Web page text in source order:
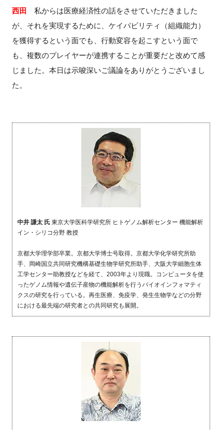
西田
私からは医療経済性の話をさせていただきました
が、それを実現するために、ケイパビリティ（組織能力）
を獲得するという面でも、行動変容を起こすという面で
も、複数のプレイヤーが連携することが重要だと改めて感
じました。本日は示唆深いご議論をありがとうございまし
た。
中井 謙太 氏東京大学医科学研究所 ヒトゲノム解析センター 機能解析
イン・シリコ分野 教授
京都大学理学部卒業。京都大学博士号取得。京都大学化学研究所助
手、岡崎国立共同研究機構基礎生物学研究所助手、大阪大学細胞生体
工学センター助教授などを経て、 2003年より現職。コンピュータを使
ったゲノム情報や遺伝子産物の機能解析を行うバイオインフォマティ
クスの研究を行っている。再生医療、免疫学、発生生物学などの分野
における最先端の研究者との共同研究も展開。